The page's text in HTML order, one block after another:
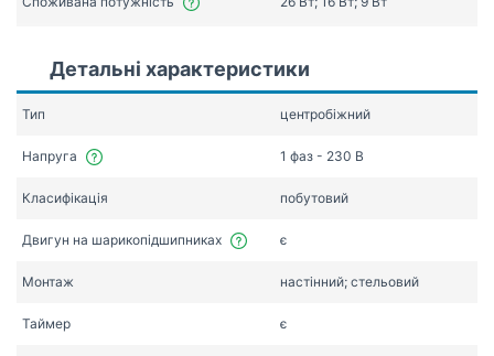
Детальні характеристики
Тип центробіжний
Напруга 1 фаз - 230 В
Класифікація побутовий
Двигун на шарикопідшипниках є
Монтаж настінний; стельовий
Таймер є